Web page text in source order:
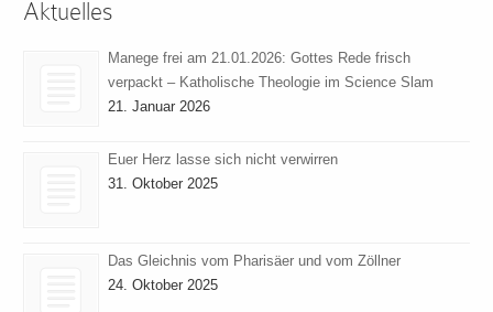
Aktuelles
Manege frei am 21.01.2026: Gottes Rede frisch
verpackt – Katholische Theologie im Science Slam
21. Januar 2026
Euer Herz lasse sich nicht verwirren
31. Oktober 2025
Das Gleichnis vom Pharisäer und vom Zöllner
24. Oktober 2025